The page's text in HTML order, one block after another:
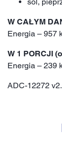
W CAŁYM
Energia – 957
W 1 PORCJI
Energia – 239
ADC-12272